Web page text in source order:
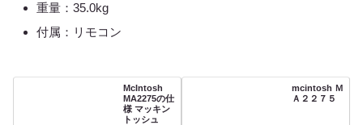
重量：35.0kg
付属：リモコン
McIntosh
MA2275の仕
様 マッキン
トッシュ
mcintosh Ｍ
Ａ２２７５